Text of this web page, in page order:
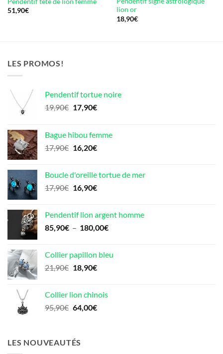
51,90€
lion or
18,90€
LES PROMOS!
Pendentif tortue noire
19,90€ Le
était :
19,90€.
17,90€Le
est :
17,90€.
Bague hibou femme
17,90€ Le
était :
17,90€.
16,20€Le
est :
16,20€.
Boucle d'oreille tortue de mer
17,90€ Le
était :
17,90€.
16,90€Le
est :
16,90€.
Pendentif lion argent homme
85,90€ – 180,00€Plage
85,90€
Collier papillon bleu
21,90€ Le
était :
21,90€.
18,90€Le
est :
18,90€.
Collier lion chinois
95,90€ Le
était :
95,90€.
64,00€Le
LES NOUVEAUTÉS